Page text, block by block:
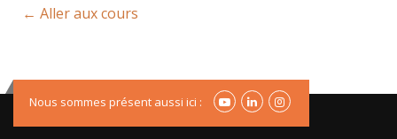
Aller aux cours
Nous sommes présent aussi ici :